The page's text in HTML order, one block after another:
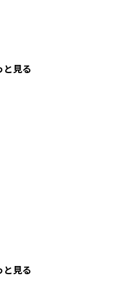
と見る
と見る